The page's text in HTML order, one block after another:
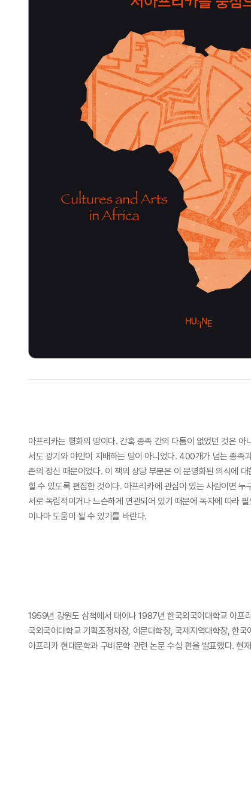
아프리카는 평화의 땅이다. 간혹 종족 간의 다툼이 없었던 것은
서도 광기와 야만이 지배하는 땅이 아니었다. 400개가 넘는 종족
존의 정신 때문이었다. 이 책의 상당 부분은 이 문명화된 의식에
힐 수 있도록 편집한 것이다. 아프리카에 관심이 있는 사람이면
서로 독립적이거나 느슨하게 연관되어 있기 때문에 독자에 따라
이나마 도움이 될 수 있기를 바란다.
1959년 강원도 삼척에서 태어나 1987년 한국외국어대학교 아프
국외국어대학교 기획조정처장, 어문대학장, 국제지역대학장, 한
아프리카 현대문학과 구비문학 관련 논문 수십 편을 발표했다. 현